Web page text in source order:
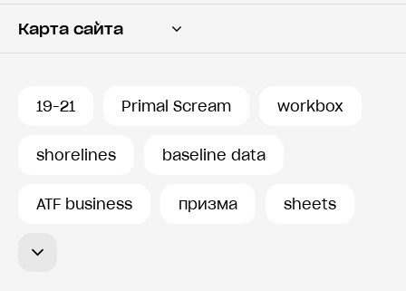
Карта сайта
19-21 Primal Scream workbox
shorelines baseline data
ATF business призма sheets